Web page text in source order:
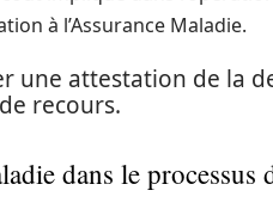
à l’Assurance Maladie.
une attestation de la
recours.
dans le processus